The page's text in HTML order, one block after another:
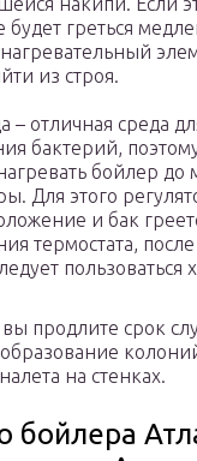
будет греться
из строя.
– отличная среда
бактерий,
бойлер до
Для этого
и бак
термостата,
пользоваться
продлите срок
на стенках.
бойлера